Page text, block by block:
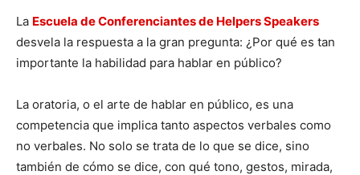
La Escuela de Conferenciantes de Helpers Speakers
desvela la respuesta a la gran pregunta: ¿Por qué es tan
importante la habilidad para hablar en público?
La oratoria, o el arte de hablar en público, es una
competencia que implica tanto aspectos verbales como
no verbales. No solo se trata de lo que se dice, sino
también de cómo se dice, con qué tono, gestos, mirada,